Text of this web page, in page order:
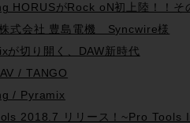
HORUSがRock oN初上陸！！そ
式会社 豊島電機 Syncwire様
が切り開く、DAW新時代
/ TANGO
/ Pyramix
2018.7 リリース！~Pro Tools